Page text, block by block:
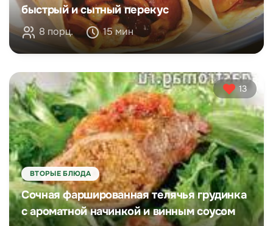
быстрый и сытный перекус
8 порц. 15 мин
13
ВТОРЫЕ БЛЮДА
Сочная фаршированная телячья грудинка
с ароматной начинкой и винным соусом